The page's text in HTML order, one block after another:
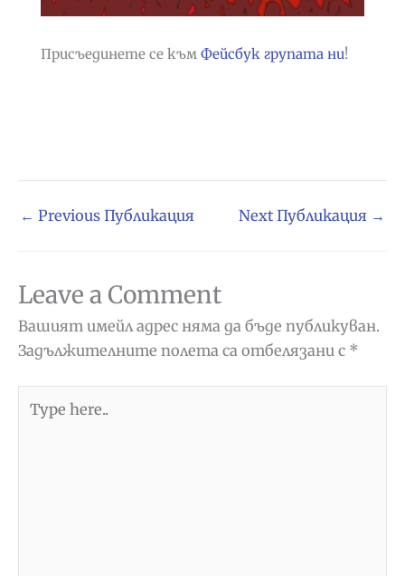
Присъединете се към Фейсбук групата ни!
← Previous Публикация Next Публикация →
Leave a Comment
Вашият имейл адрес няма да бъде публикуван.
Задължителните полета са отбелязани с *
here..